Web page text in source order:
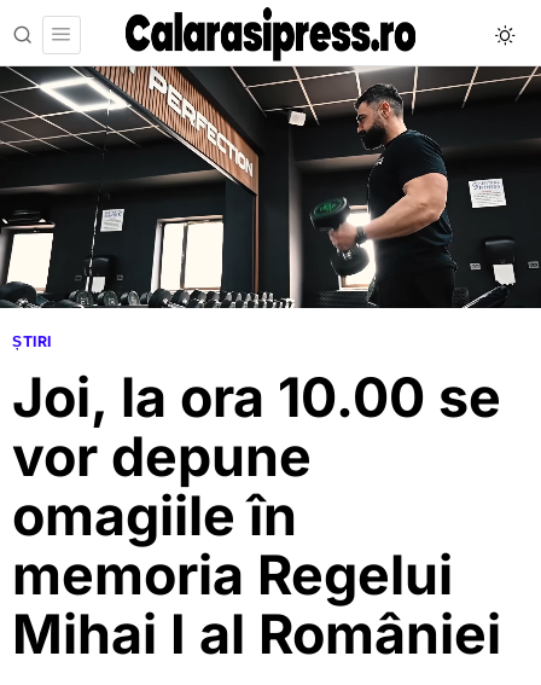
ȘTIRI
Joi, la ora 10.00 se
vor depune
omagiile în
memoria Regelui
Mihai I al României